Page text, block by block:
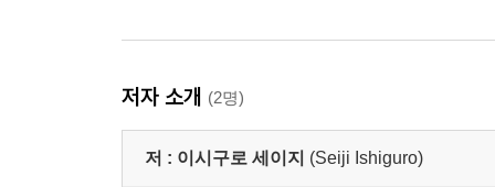
저자 소개 (2명)
저 : 이시구로 세이지 (Seiji Ishiguro)